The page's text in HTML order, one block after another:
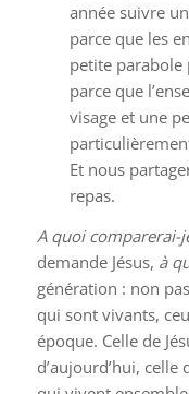
année suivre
parce que les
petite parabole
parce que
visage et une
Et nous
repas.
A quoi comparerai-
demande Jésus, à
génération : non
qui sont vivants,
époque. Celle de
d’aujourd’hui, celle